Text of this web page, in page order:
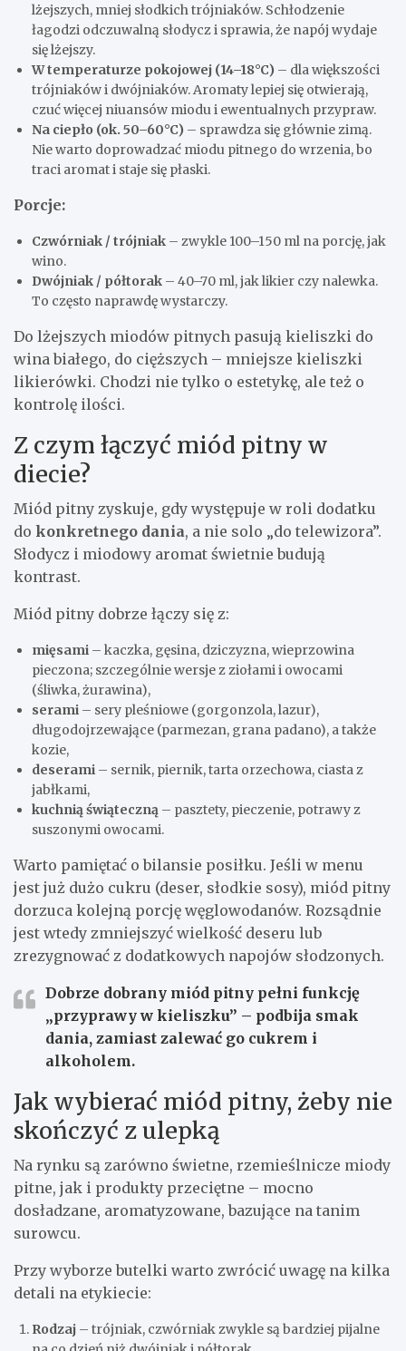
lżejszych, mniej słodkich trójniaków. Schłodzenie
łagodzi odczuwalną słodycz i sprawia, że napój wydaje
się lżejszy.
W temperaturze pokojowej (14–18°C) – dla większości
trójniaków i dwójniaków. Aromaty lepiej się otwierają,
czuć więcej niuansów miodu i ewentualnych przypraw.
Na ciepło (ok. 50–60°C) – sprawdza się głównie zimą.
Nie warto doprowadzać miodu pitnego do wrzenia, bo
traci aromat i staje się płaski.
Porcje:
Czwórniak / trójniak – zwykle 100–150 ml na porcję, jak
wino.
Dwójniak / półtorak – 40–70 ml, jak likier czy nalewka.
To często naprawdę wystarczy.
Do lżejszych miodów pitnych pasują kieliszki do
wina białego, do cięższych – mniejsze kieliszki
likierówki. Chodzi nie tylko o estetykę, ale też o
kontrolę ilości.
Z czym łączyć miód pitny w
diecie?
Miód pitny zyskuje, gdy występuje w roli dodatku
do konkretnego dania, a nie solo „do telewizora”.
Słodycz i miodowy aromat świetnie budują
kontrast.
Miód pitny dobrze łączy się z:
mięsami – kaczka, gęsina, dziczyzna, wieprzowina
pieczona; szczególnie wersje z ziołami i owocami
(śliwka, żurawina),
serami – sery pleśniowe (gorgonzola, lazur),
długodojrzewające (parmezan, grana padano), a także
kozie,
deserami – sernik, piernik, tarta orzechowa, ciasta z
jabłkami,
kuchnią świąteczną – pasztety, pieczenie, potrawy z
suszonymi owocami.
Warto pamiętać o bilansie posiłku. Jeśli w menu
jest już dużo cukru (deser, słodkie sosy), miód pitny
dorzuca kolejną porcję węglowodanów. Rozsądnie
jest wtedy zmniejszyć wielkość deseru lub
zrezygnować z dodatkowych napojów słodzonych.
Dobrze dobrany miód pitny pełni funkcję
„przyprawy w kieliszku” – podbija smak
dania, zamiast zalewać go cukrem i
alkoholem.
Jak wybierać miód pitny, żeby nie
skończyć z ulepką
Na rynku są zarówno świetne, rzemieślnicze miody
pitne, jak i produkty przeciętne – mocno
dosładzane, aromatyzowane, bazujące na tanim
surowcu.
Przy wyborze butelki warto zwrócić uwagę na kilka
detali na etykiecie:
Rodzaj – trójniak, czwórniak zwykle są bardziej pijalne